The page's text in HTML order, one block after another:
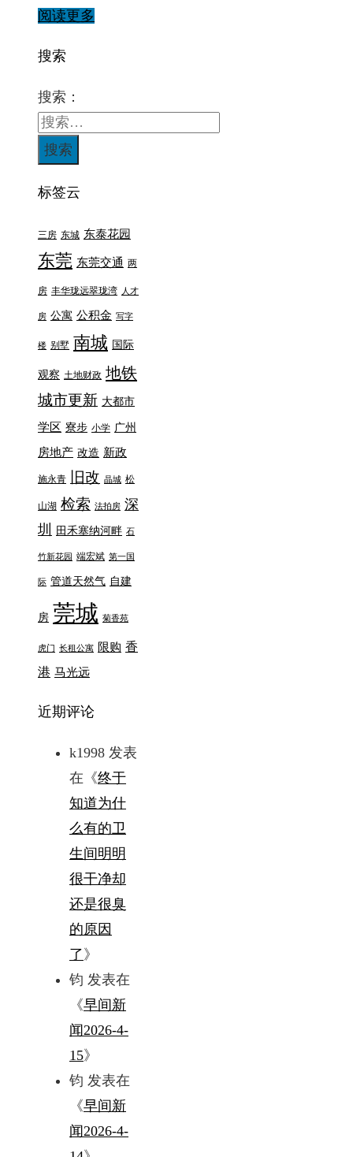
阅读更多
搜索
搜索：
标签云
三房 东城 东泰花园
东莞 东莞交通 两
房 丰华珑远翠珑湾 人才
房 公寓 公积金 写字
楼 别墅 南城 国际
观察 土地财政 地铁
城市更新 大都市
学区 寮步 小学 广州
房地产 改造 新政
施永青 旧改 晶城 松
山湖 检索 法拍房 深
圳
田禾塞纳河畔 石
竹新花园 端宏斌 第一国
际 管道天然气 自建
房 莞城 菊香苑
虎门 长租公寓 限购 香
港 马光远
近期评论
k1998 发表
在《终于
知道为什
么有的卫
生间明明
很干净却
还是很臭
的原因
了》
钧 发表在
《早间新
闻2026-4-
15》
钧 发表在
《早间新
闻2026-4-